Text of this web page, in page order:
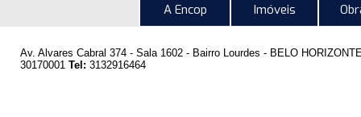
A Encop Imóveis
Av. Alvares Cabral 374 - Sala 1602 - Bairro Lourdes - BELO
30170001 Tel: 3132916464